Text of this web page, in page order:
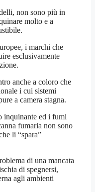
non sono più in
molto e a
i marchi che
esclusivamente
anche a coloro che
i cui sistemi
a camera stagna.
inquinante ed i fumi
fumaria non sono
li “spara”
di una mancata
di spegnersi,
agli ambienti